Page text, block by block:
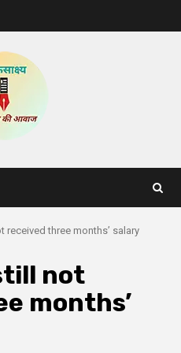
received three months’ salary
not
months’